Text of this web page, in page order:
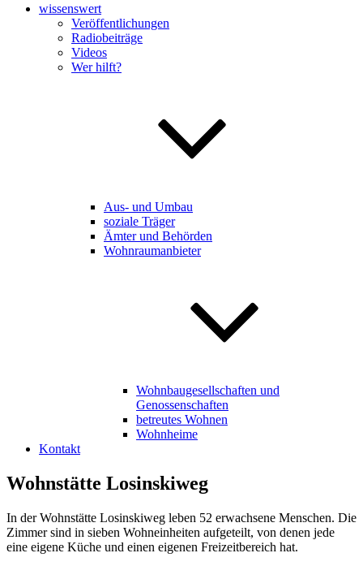
wissenswert
Veröffentlichungen
Radiobeiträge
Videos
Wer hilft?
Aus- und Umbau
soziale Träger
Ämter und Behörden
Wohnraumanbieter
Wohnbaugesellschaften und
Genossenschaften
betreutes Wohnen
Wohnheime
Kontakt
Wohnstätte Losinskiweg
In der Wohnstätte Losinskiweg leben 52 erwachsene Menschen. Die
Zimmer sind in sieben Wohneinheiten aufgeteilt, von denen jede
eine eigene Küche und einen eigenen Freizeitbereich hat.